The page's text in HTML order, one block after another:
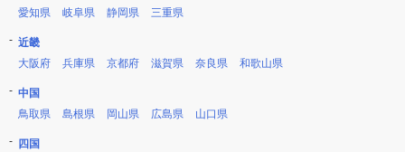
愛知県
岐阜県 静岡県 三重県
近畿
大阪府
兵庫県 京都府 滋賀県 奈良県 和歌山県
中国
鳥取県
島根県 岡山県 広島県 山口県
四国